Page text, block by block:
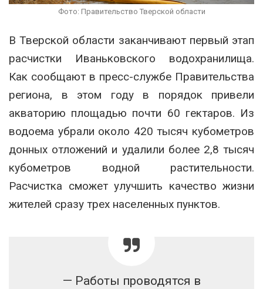
Фото: Правительство Тверской области
В Тверской области заканчивают первый этап
расчистки Иваньковского водохранилища.
Как сообщают в пресс-службе Правительства
региона, в этом году в порядок привели
акваторию площадью почти 60 гектаров. Из
водоема убрали около 420 тысяч кубометров
донных отложений и удалили более 2,8 тысяч
кубометров водной растительности.
Расчистка сможет улучшить качество жизни
жителей сразу трех населенных пунктов.
— Работы проводятся в